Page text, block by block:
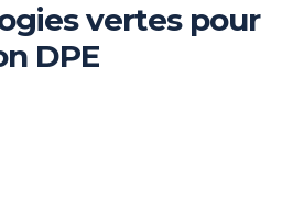
vertes pour
DPE